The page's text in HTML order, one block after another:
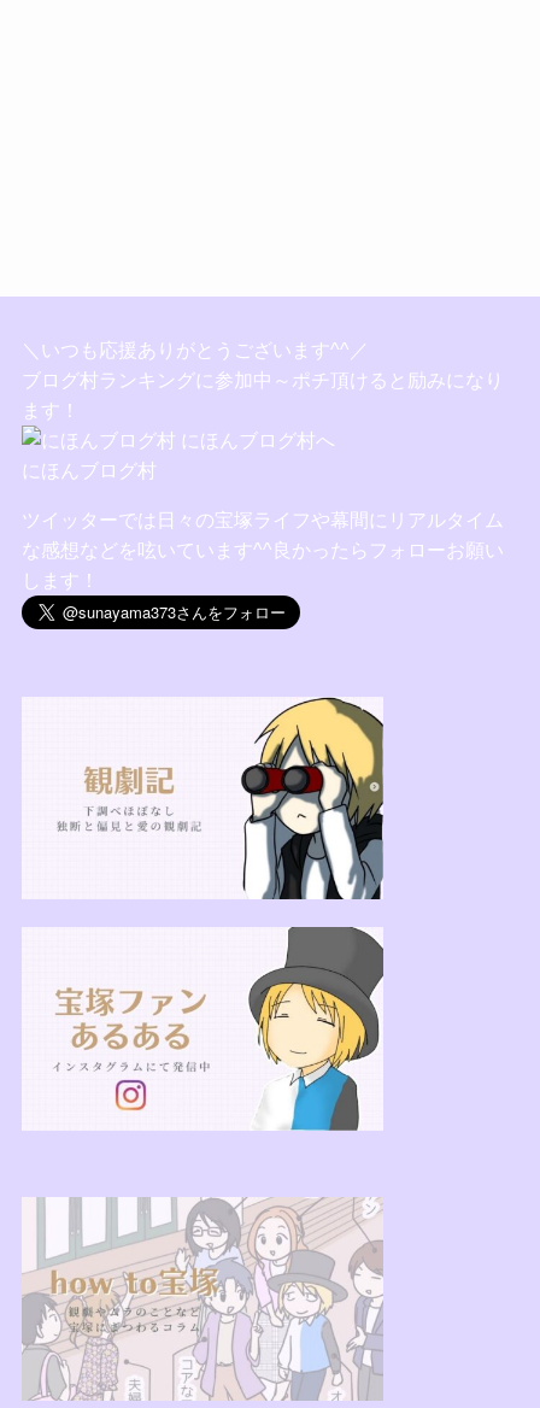
＼いつも応援ありがとうございます^^／
ブログ村ランキングに参加中～ポチ頂けると励みになり
ます！
にほんブログ村
ツイッターでは日々の宝塚ライフや幕間にリアルタイム
な感想などを呟いています^^良かったらフォローお願い
します！